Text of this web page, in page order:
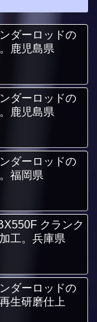
ダーロッドの
鹿児島県
ダーロッドの
鹿児島県
ダーロッドの
福岡県
クランク
工。兵庫県
ダーロッドの
生研磨仕上